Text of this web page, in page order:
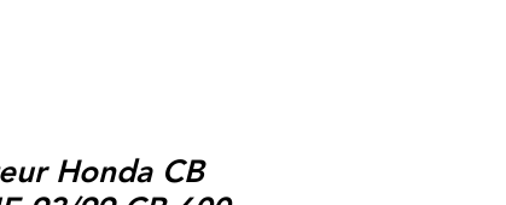
Honda CB